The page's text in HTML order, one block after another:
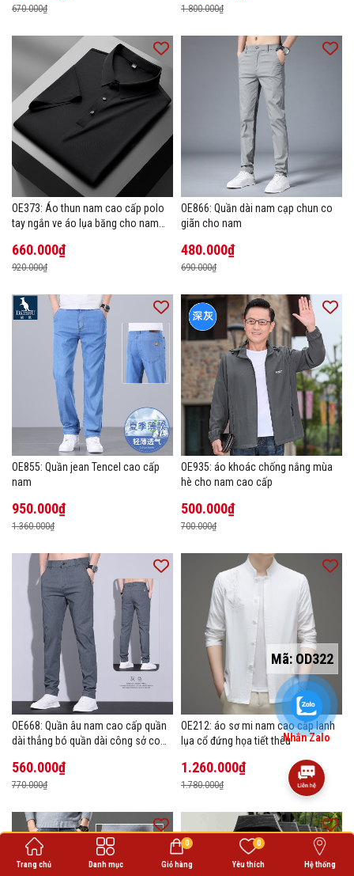
Mã: OD322
670.000₫ 1.800.000₫
OE373: Áo thun nam cao cấp polo
tay ngắn ve áo lụa băng cho nam
660.000₫
920.000₫
OE866: Quần dài nam cạp chun co
giãn cho nam
480.000₫
690.000₫
OE855: Quần jean Tencel cao cấp
nam
950.000₫
1.360.000₫
OE935: áo khoác chống nắng mùa
hè cho nam cao cấp
500.000₫
700.000₫
OE668: Quần âu nam cao cấp quần
dài thẳng bó quần dài công sở co
560.000₫
770.000₫
OE212: áo sơ mi nam cao cấp lanh
lụa cổ đứng họa tiết thêu
1.260.000₫
1.780.000₫
Trang chủ Danh mục Giỏ hàng
0
Yêu thích
0
Hệ thống
Nhắn Zalo